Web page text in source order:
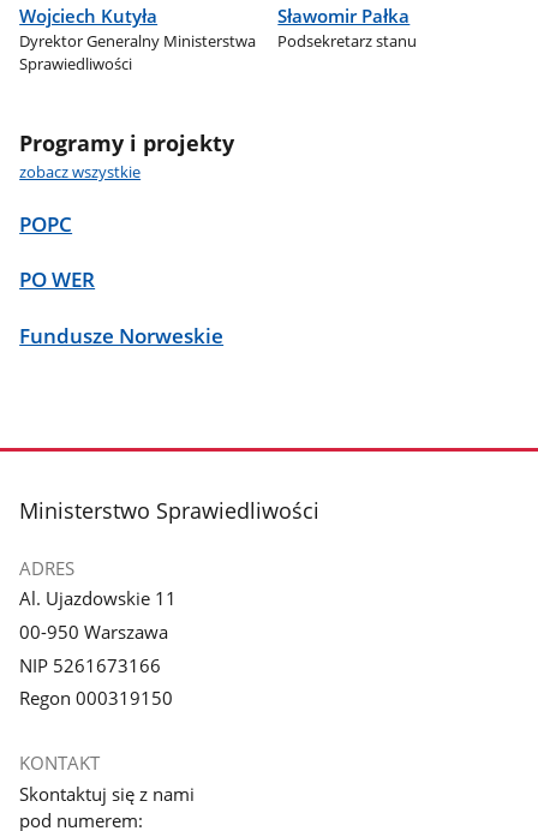
Wojciech Kutyła
Dyrektor Generalny Ministerstwa
Sprawiedliwości
Sławomir Pałka
Podsekretarz stanu
Programy i projekty
zobacz wszystkie
POPC
PO WER
Fundusze Norweskie
stopka
Ministerstwo Sprawiedliwości
ADRES
Al. Ujazdowskie 11
00-950 Warszawa
NIP 5261673166
Regon 000319150
KONTAKT
Skontaktuj się z nami
pod numerem: